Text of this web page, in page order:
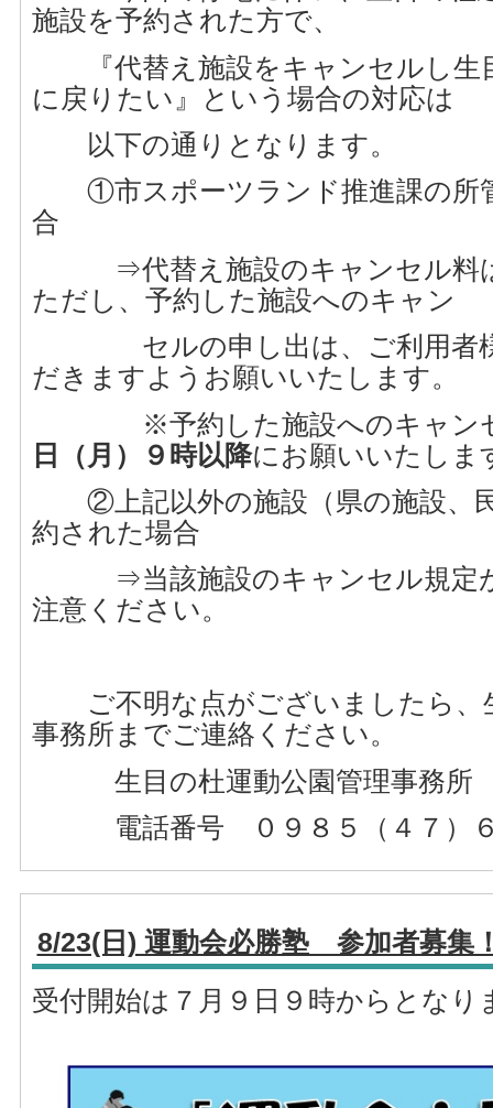
施設を予約された方で、
『代替え施設をキャンセルし生
に戻りたい』という場合の対応は
以下の通りとなります。
①市スポーツランド推進課の所
合
⇒代替え施設のキャンセル料は
ただし、予約した施設へのキャン
セルの申し出は、ご利用者様
だきますようお願いいたします。
※予約した施設へのキャンセ
日（月）９時以降にお願いいたしま
②上記以外の施設（県の施設、
約された場合
⇒当該施設のキャンセル規定が
注意ください。
ご不明な点がございましたら、
事務所までご連絡ください。
生目の杜運動公園管理事務所
電話番号 ０９８５（４７）６
8/23(日) 運動会必勝塾 参加者募集
受付開始は７月９日９時からとなり